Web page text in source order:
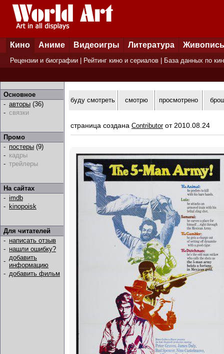
Кино Аниме Видеоигры Литература Живопись
Рецензии и биографии Рейтинг кино и сериалов База данных по
Основное
- авторы (36)
- связки
Промо
- постеры (9)
- кадры
- трейлеры
На сайтах
- imdb
- kinopoisk
Для читателей
- написать отзыв
- нашли ошибку?
- добавить
информацию
- добавить фильм
буду смотреть смотрю просмотрено
страница создана Contributorот 2010.08.24